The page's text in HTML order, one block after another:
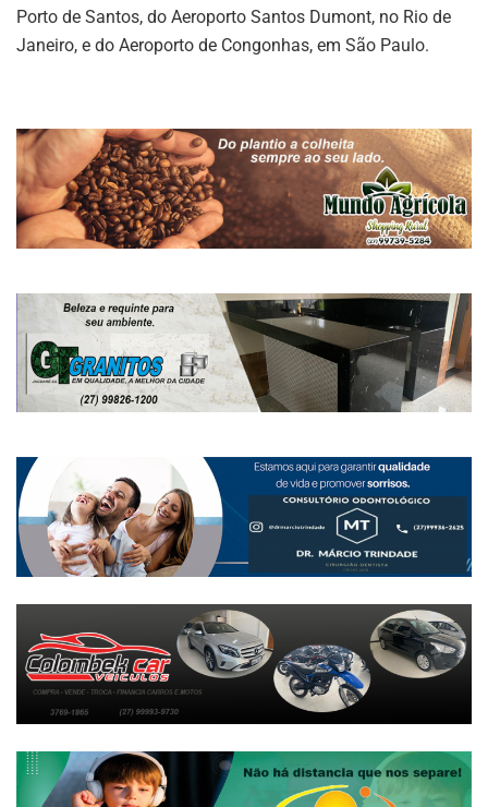
Porto de Santos, do Aeroporto Santos Dumont, no Rio de
Janeiro, e do Aeroporto de Congonhas, em São Paulo.